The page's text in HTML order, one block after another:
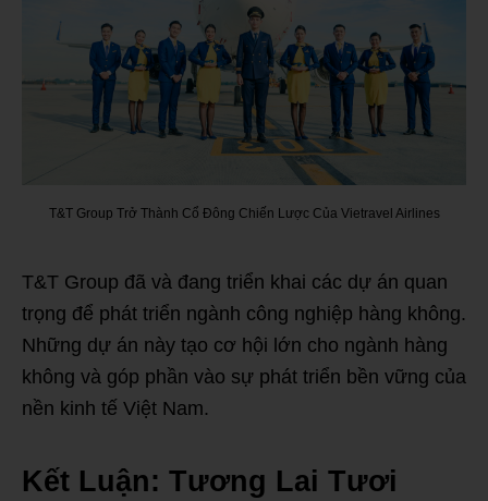
T&T Group Trở Thành Cổ Đông Chiến Lược Của Vietravel Airlines
T&T Group đã và đang triển khai các dự án quan
trọng để phát triển ngành công nghiệp hàng không.
Những dự án này tạo cơ hội lớn cho ngành hàng
không và góp phần vào sự phát triển bền vững của
nền kinh tế Việt Nam.
Kết Luận: Tương Lai Tươi